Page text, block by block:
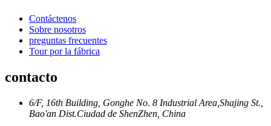
Contáctenos
Sobre nosotros
preguntas frecuentes
Tour por la fábrica
contacto
6/F, 16th Building, Gonghe No. 8 Industrial Area,Shajing St.,
Bao'an Dist.Ciudad de ShenZhen, China